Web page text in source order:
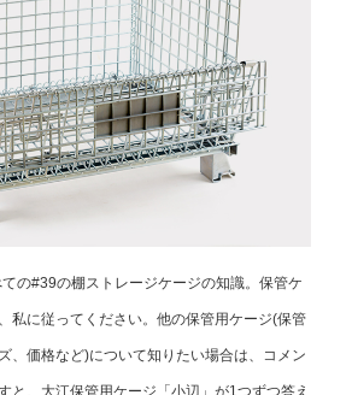
の#39の棚ストレージケージの知識。保管ケ
私に従ってください。他の保管用ケージ(保管
、価格など)について知りたい場合は、コメン
と、大江保管用ケージ「小辺」が1つずつ答え